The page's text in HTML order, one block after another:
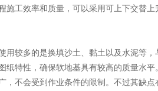
工效率和质量，可以采用可上下交替
较多的是换填沙土、黏土以及水泥等
特性，确保软地基具有较高的质量水
不会受到作业条件的限制。不过其缺